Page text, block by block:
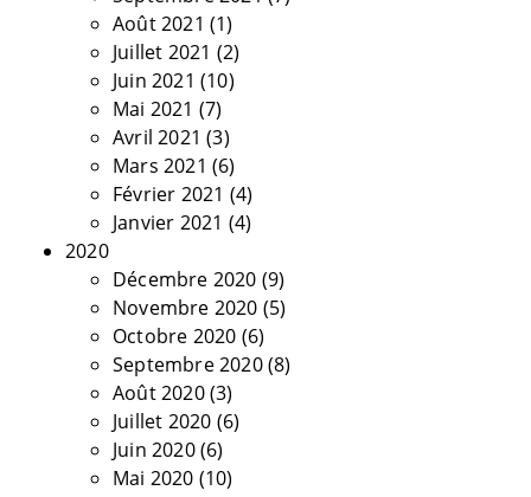
Août 2021 (1)
Juillet 2021 (2)
Juin 2021 (10)
Mai 2021 (7)
Avril 2021 (3)
Mars 2021 (6)
Février 2021 (4)
Janvier 2021 (4)
2020
Décembre 2020 (9)
Novembre 2020 (5)
Octobre 2020 (6)
Septembre 2020(8)
Août 2020(3)
Juillet 2020 (6)
Juin 2020(6)
Mai 2020 (10)